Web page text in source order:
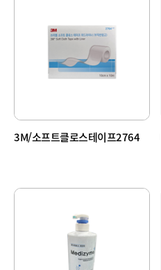
3M/소프트클로스테이프2764